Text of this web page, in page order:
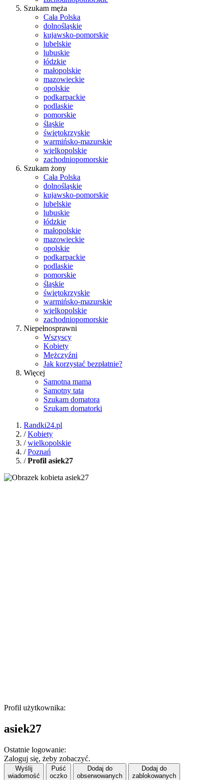
Szukam męża
Cała Polska
dolnośląskie
kujawsko-pomorskie
lubelskie
lubuskie
łódzkie
małopolskie
mazowieckie
opolskie
podkarpackie
podlaskie
pomorskie
śląskie
świętokrzyskie
warmińsko-mazurskie
wielkopolskie
zachodniopomorskie
Szukam żony
Cała Polska
dolnośląskie
kujawsko-pomorskie
lubelskie
lubuskie
łódzkie
małopolskie
mazowieckie
opolskie
podkarpackie
podlaskie
pomorskie
śląskie
świętokrzyskie
warmińsko-mazurskie
wielkopolskie
zachodniopomorskie
Niepełnosprawni
Wszyscy
Kobiety
Mężczyźni
Jak korzystać bezpłatnie?
Więcej
Samotna mama
Samotny tata
Szukam domatora
Szukam domatorki
Randki24.pl
/Kobiety
/wielkopolskie
/Poznań
/Profil asiek27
Profil użytkownika:
asiek27
Ostatnie logowanie:
Zaloguj się, żeby zobaczyć.
Wyślij
wiadomość
Puść
oczko
Dodaj do
obserwowanych
Dodaj do
zablokowanych